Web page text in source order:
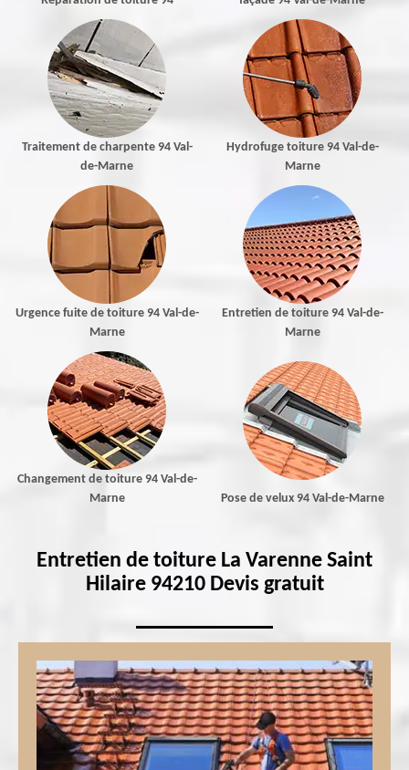
Traitement de charpente 94 Val-
de-Marne
Hydrofuge toiture 94 Val-de-
Marne
Urgence fuite de toiture 94 Val-de-
Marne
Entretien de toiture 94 Val-de-
Marne
Changement de toiture 94 Val-de-
Marne
Pose de velux 94 Val-de-Marne
Entretien de toiture La Varenne Saint
Hilaire 94210 Devis gratuit